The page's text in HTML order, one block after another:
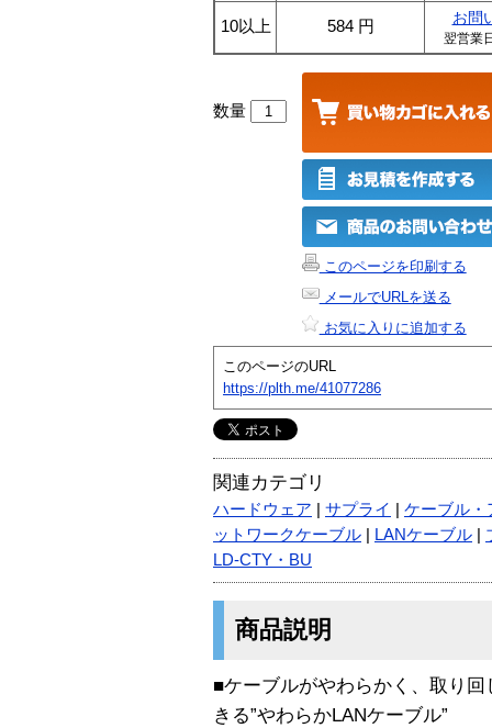
10以上 584 円 お問
翌営業
数量
このページを印刷する
メールでURLを送る
お気に入りに追加する
このページのURL
https://plth.me/41077286
関連カテゴリ
ハードウェア サプライ
ケーブル・
ットワークケーブル
LANケーブル
LD-CTY・BU
商品説明
■ケーブルがやわらかく、取り
きる”やわらかLANケーブル”